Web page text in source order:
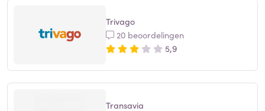
Trivago
20 beoordelingen
5,9
Transavia